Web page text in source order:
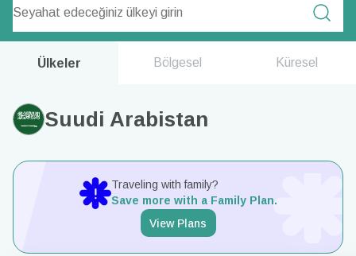
Ülkeler Bölgesel Küresel
Suudi Arabistan
Traveling with family?
Save more with a Family Plan.
View Plans